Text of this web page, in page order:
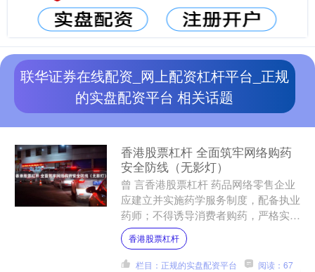
联华证券在线配资_网上配资杠杆平台_正规
的实盘配资平台 相关话题
香港股票杠杆 全面筑牢网络购药
安全防线（无影灯）
曾 言香港股票杠杆 药品网络零售企业
应建立并实施药学服务制度，配备执业
药师；不得诱导消费者购药，严格实行
处方药实名制；严禁人工智能代替人工
审方；第三方平台应严格....
香港股票杠杆
栏目：正规的实盘配资平台 阅读：67